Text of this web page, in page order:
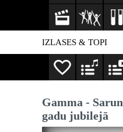
IZLASES & TOPI
Gamma -
gadu jubilejā